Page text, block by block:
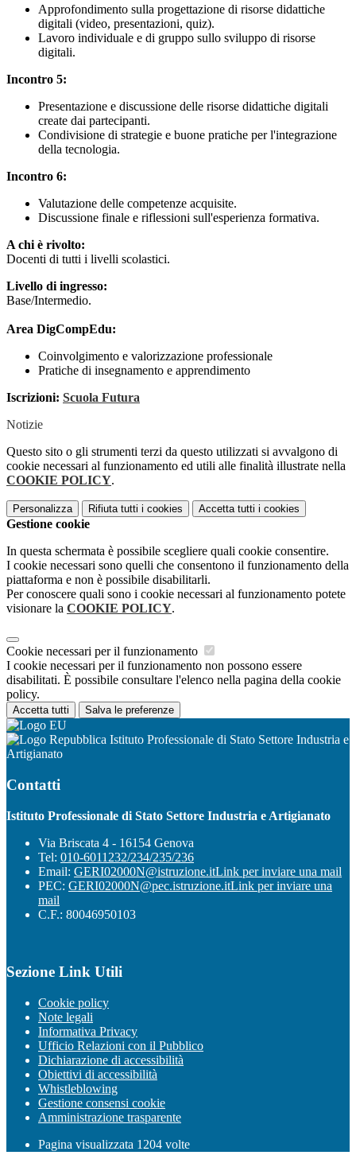
Approfondimento sulla progettazione di risorse didattiche
digitali (video, presentazioni, quiz).
Lavoro individuale e di gruppo sullo sviluppo di risorse
digitali.
Incontro 5:
Presentazione e discussione delle risorse didattiche digitali
create dai partecipanti.
Condivisione di strategie e buone pratiche per l'integrazione
della tecnologia.
Incontro 6:
Valutazione delle competenze acquisite.
Discussione finale e riflessioni sull'esperienza formativa.
A chi è rivolto:
Docenti di tutti i livelli scolastici.
Livello di ingresso:
Base/Intermedio.
Area DigCompEdu:
Coinvolgimento e valorizzazione professionale
Pratiche di insegnamento e apprendimento
Iscrizioni: Scuola Futura
Notizie
Questo sito o gli strumenti terzi da questo utilizzati si avvalgono di
cookie necessari al funzionamento ed utili alle finalità illustrate nella
COOKIE POLICY.
Personalizza Rifiuta tutti i cookies Accetta tutti i cookies
Gestione cookie
In questa schermata è possibile scegliere quali cookie consentire.
I cookie necessari sono quelli che consentono il funzionamento della
piattaforma e non è possibile disabilitarli.
Per conoscere quali sono i cookie necessari al funzionamento potete
visionare la COOKIE POLICY.
Cookie necessari per il funzionamento
I cookie necessari per il funzionamento non possono essere
disabilitati. È possibile consultare l'elenco nella pagina della cookie
policy.
Accetta tutti Salva le preferenze
Istituto Professionale di Stato Settore Industria e
Artigianato
Contatti
Istituto Professionale di Stato Settore Industria e Artigianato
Via Briscata 4 - 16154 Genova
Tel: 010-6011232/234/235/236
Email: GERI02000N@istruzione.itLink per inviare una mail
PEC: GERI02000N@pec.istruzione.itLink per inviare una
mail
C.F.: 80046950103
Sezione Link Utili
Cookie policy
Note legali
Informativa Privacy
Ufficio Relazioni con il Pubblico
Dichiarazione di accessibilità
Obiettivi di accessibilità
Whistleblowing
Gestione consensi cookie
Amministrazione trasparente
Pagina visualizzata 1204 volte